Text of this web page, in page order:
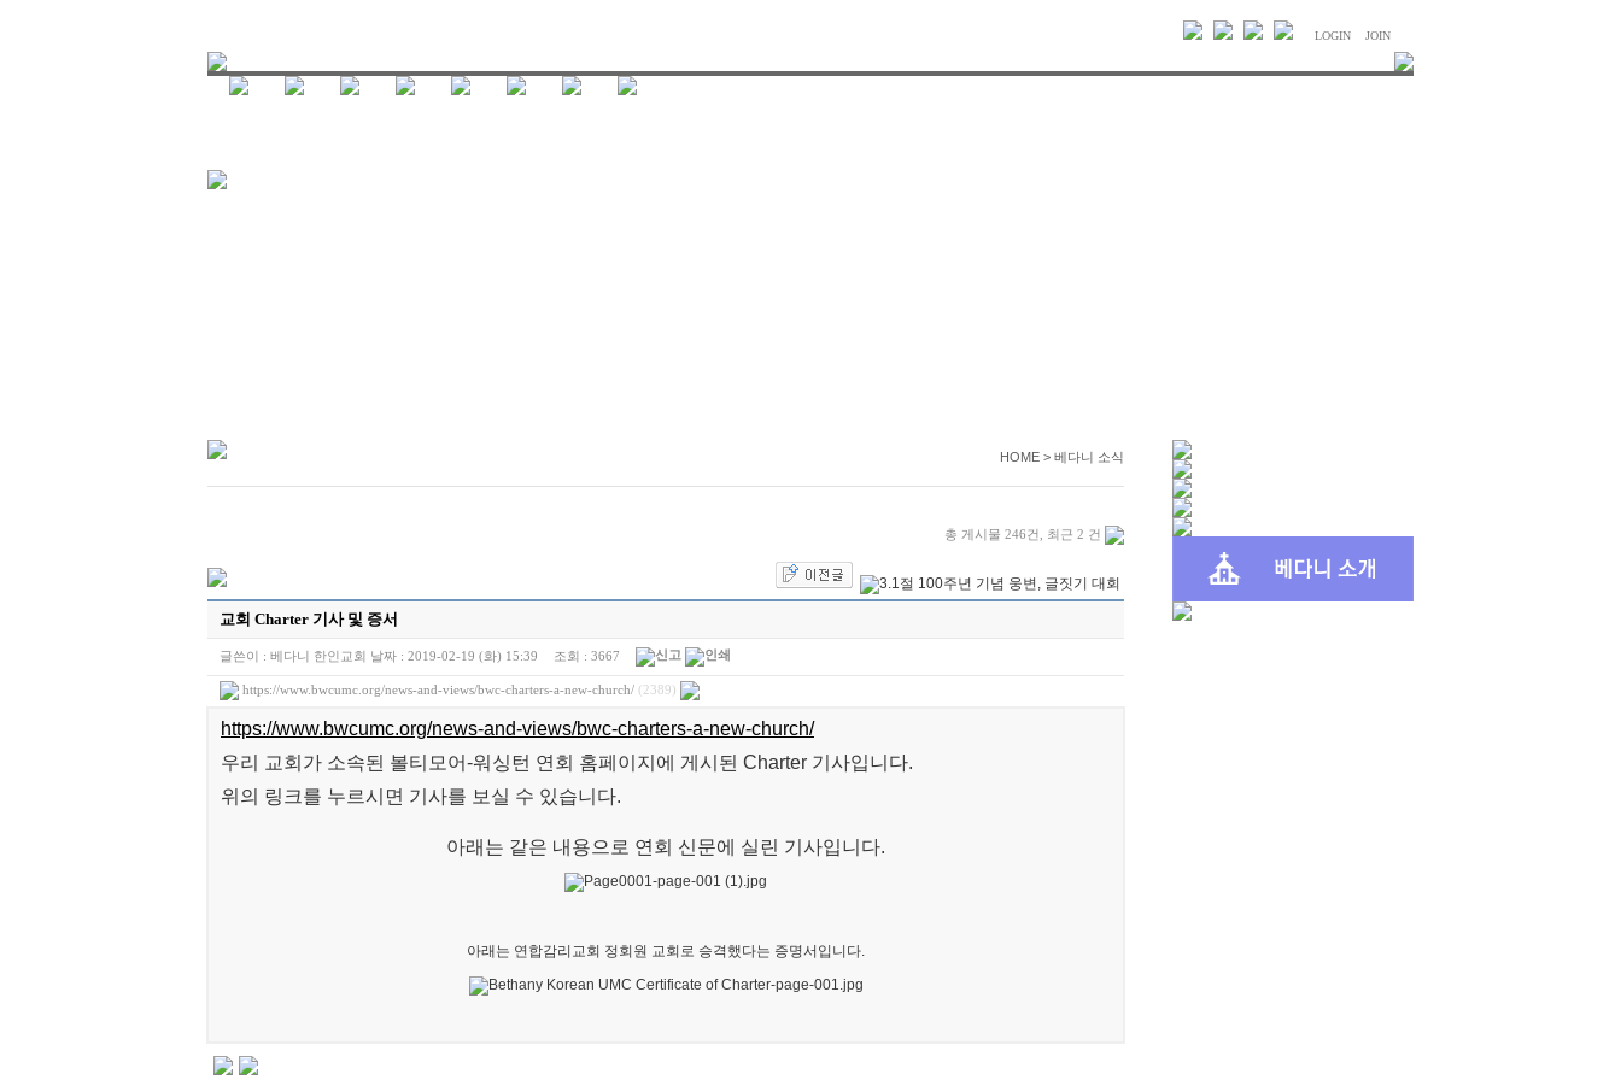
LOGIN JOIN
HOME > 베다니 소식
총 게시물 246건, 최근 2 건
교회 Charter 기사 및 증서
글쓴이 : 베다니 한인교회 날짜 : 2019-02-19 (화) 15:39 조회 : 3667
https://www.bwcumc.org/news-and-views/bwc-charters-a-new-church/ (2389)
https://www.bwcumc.org/news-and-views/bwc-charters-a-new-church/
우리 교회가 소속된 볼티모어-워싱턴 연회 홈페이지에 게시된 Charter 기사입니다.
위의 링크를 누르시면 기사를 보실 수 있습니다.
아래는 같은 내용으로 연회 신문에 실린 기사입니다.
아래는 연합감리교회 정회원 교회로 승격했다는 증명서입니다.